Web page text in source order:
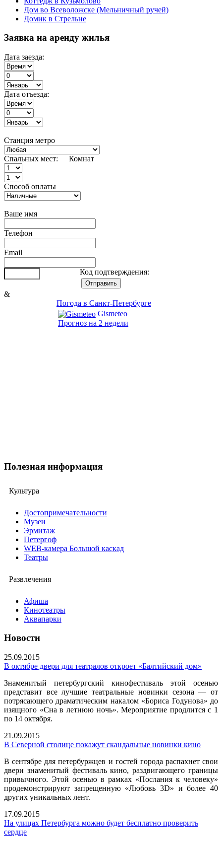
Дом во Всеволожске (Мельничный ручей)
Домик в Стрельне
Заявка на аренду жилья
Дата заезда:
Дата отъезда:
Станция метро
Спальных мест: Комнат
Способ оплаты
Ваше имя
Телефон
Email
Код подтверждения:
&
Погода в Санкт-Петербурге
Gismeteo
Прогноз на 2 недели
Полезная информация
Культура
Достопримечательности
Музеи
Эрмитаж
Петергоф
WEB-камера Большой каскад
Театры
Развлечения
Афиша
Кинотеатры
Аквапарки
Новости
25.09.2015
В октябре двери для театралов откроет «Балтийский дом»
Знаменитый петербургский кинофестиваль этой осенью
представит все лучшие театральные новинки сезона — от
потрясающего драматическим накалом «Бориса Годунова» до
изящного «Сна в летнюю ночь». Мероприятие продлится с 1
по 14 октября.
21.09.2015
В Северной столице покажут скандальные новинки кино
В сентябре для петербуржцев и гостей города распахнет свои
двери знаменитый фестиваль кино, раздвигающего границы
привычного. Этой осенью в рамках «Послания к человеку»
продемонстрируют запрещенную «Любовь 3D» и более 40
других уникальных лент.
17.09.2015
На улицах Петербурга можно будет бесплатно проверить
сердце